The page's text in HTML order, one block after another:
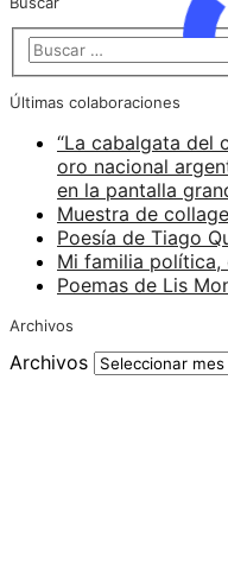
Últimas colaboraciones
“La cabalgata del
oro nacional
en la pantalla
Muestra de
Poesía de Tiago
Mi familia política,
Poemas de Lis
Archivos
Archivos